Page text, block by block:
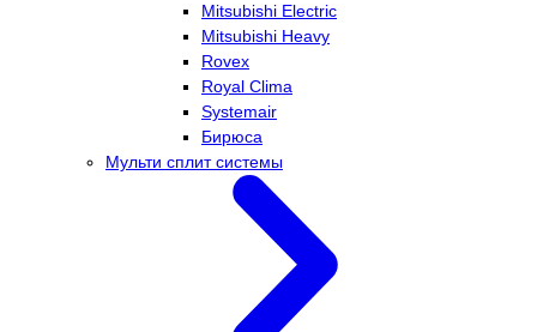
Mitsubishi Electric
Mitsubishi Heavy
Rovex
Royal Clima
Systemair
Бирюса
Мульти сплит системы